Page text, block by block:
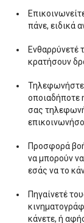
πάνε, ειδικά
Ενθαρρύνετέ
κρατήσουν
Τηλεφωνήστε
οποιαδήποτε
σας
Προσφορά
να μπορούν
εσάς να το
Πηγαίνετέ
κάνετε, ή